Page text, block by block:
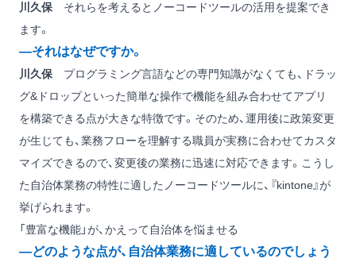
川久保 それらを考えるとノーコードツールの活用を提案でき
ます。
―それはなぜですか。
川久保 プログラミング言語などの専門知識がなくても、ドラッ
グ&ドロップといった簡単な操作で機能を組み合わせてアプリ
を構築できる点が大きな特徴です。そのため、運用後に政策変更
が生じても、業務フローを理解する職員が実務に合わせてカスタ
マイズできるので、変更後の業務に迅速に対応できます。こうし
た自治体業務の特性に適したノーコードツールに、『kintone』が
挙げられます。
「豊富な機能」が、かえって自治体を悩ませる
―どのような点が、自治体業務に適しているのでしょう